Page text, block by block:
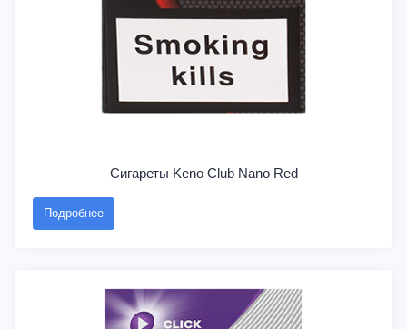
Сигареты Keno Club Nano Red
Подробнее